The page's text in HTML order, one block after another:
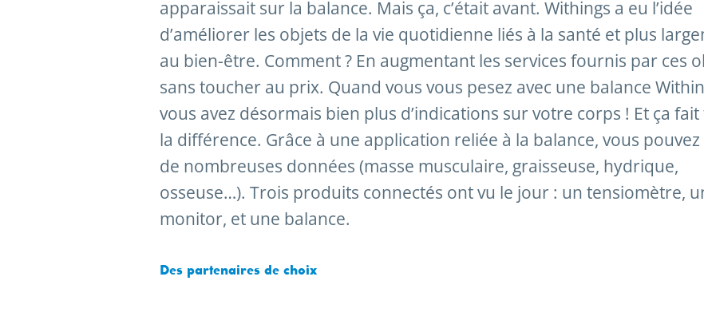
apparaissait sur la balance. Mais ça, c’était avant. Withings a eu l’idée
d’améliorer les objets de la vie quotidienne liés à la santé et plus
au bien-être. Comment ? En augmentant les services fournis par ces
sans toucher au prix. Quand vous vous pesez avec une balance
vous avez désormais bien plus d’indications sur votre corps ! Et ça
la différence. Grâce à une application reliée à la balance, vous
de nombreuses données (masse musculaire, graisseuse, hydrique,
osseuse…). Trois produits connectés ont vu le jour : un tensiomètre,
monitor, et une balance.
Des partenaires de choix